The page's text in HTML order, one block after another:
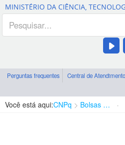
MINISTÉRIO DA CIÊNCIA,
Perguntas frequentes Central de Atendimento
Você está aqui:CNPq Bolsas e Auxílios Vigentes